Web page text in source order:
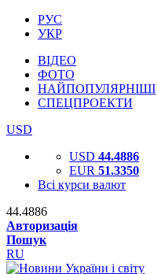
РУС
УКР
ВІДЕО
ФОТО
НАЙПОПУЛЯРНІШІ
СПЕЦПРОЕКТИ
USD
USD 44.4886
EUR 51.3350
Всі курси валют
44.4886
Авторизація
Пошук
RU